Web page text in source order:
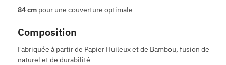
84 cm pour une couverture optimale
Composition
Fabriquée à partir de Papier Huileux et de Bambou, fusion de
naturel et de durabilité